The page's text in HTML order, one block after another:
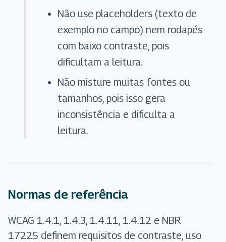
Não use placeholders (texto de
exemplo no campo) nem rodapés
com baixo contraste, pois
dificultam a leitura.
Não misture muitas fontes ou
tamanhos, pois isso gera
inconsistência e dificulta a
leitura.
Normas de referência
WCAG 1.4.1, 1.4.3, 1.4.11, 1.4.12 e NBR
17225 definem requisitos de contraste, uso